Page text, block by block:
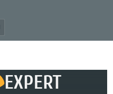
EXPERT